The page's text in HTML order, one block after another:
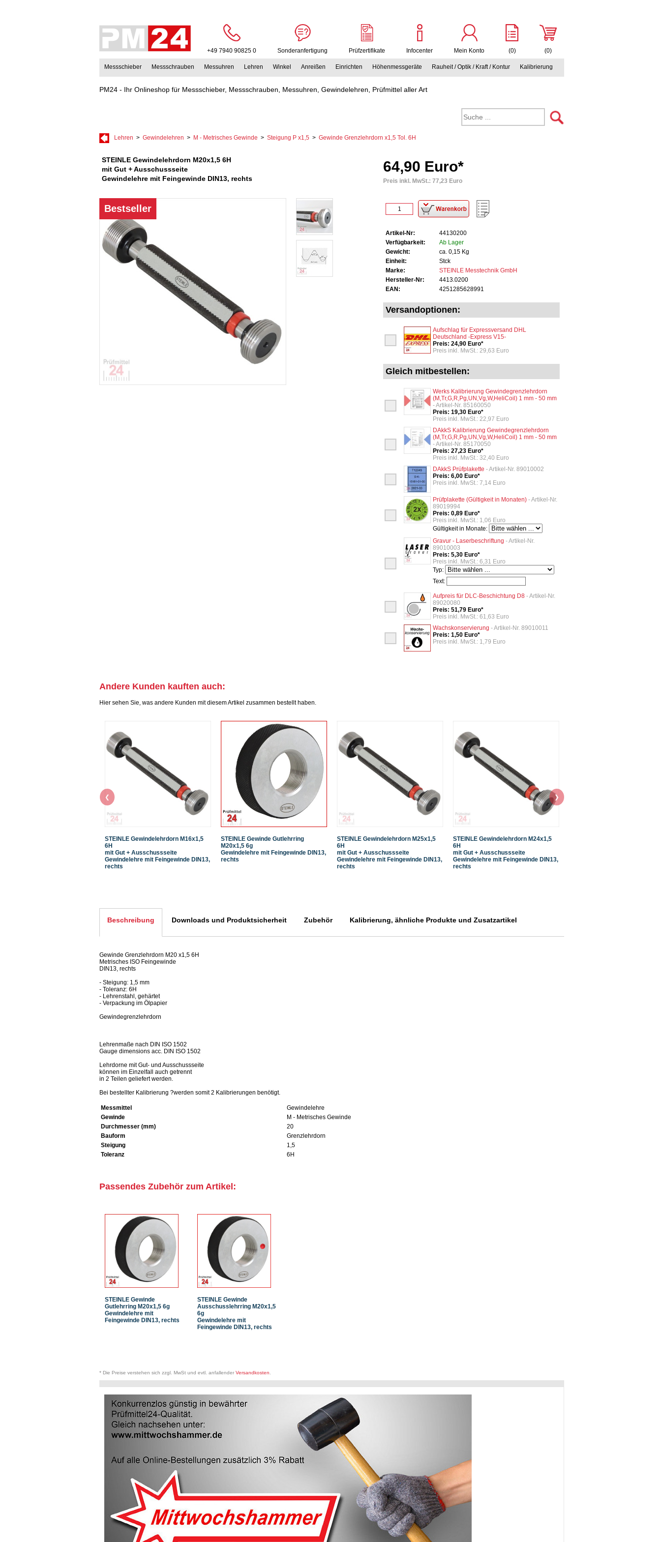
+49 7940 90825 0 Sonderanfertigung Prüfzertifikate Infocenter Mein Konto (0) (0)
Messschieber Messschrauben Messuhren Lehren Winkel Anreißen Einrichten Höhenmessgeräte Rauheit / Optik / Kraft / Kontur Kalibrierung
PM24 - Ihr Onlineshop für Messschieber, Messschrauben, Messuhren, Gewindelehren, Prüfmittel aller Art
Lehren > Gewindelehren > M - Metrisches Gewinde > Steigung P x1,5 > Gewinde Grenzlehrdorn x1,5 Tol. 6H
STEINLE Gewindelehrdorn M20x1,5 6H
mit Gut + Ausschussseite
Gewindelehre mit Feingewinde DIN13, rechts
Bestseller
64,90 Euro*
Preis inkl. MwSt.: 77,23 Euro
Artikel-Nr:
44130200
Verfügbarkeit:
Ab Lager
Gewicht:
ca. 0,15 Kg
Einheit:
Stck
Marke:
STEINLE Messtechnik GmbH
Hersteller-Nr:
4413.0200
EAN:
4251285628991
Versandoptionen:
Aufschlag für Expressversand DHL
Deutschland -Express V15-
Preis: 24,90 Euro*
Preis inkl. MwSt.: 29,63 Euro
Gleich mitbestellen:
Werks Kalibrierung Gewindegrenzlehrdorn
(M,Tr,G,R,Pg,UN,Vg,W,HeliCoil) 1 mm - 50 mm
- Artikel-Nr. 85160050
Preis: 19,30 Euro*
Preis inkl. MwSt.: 22,97 Euro
DAkkS Kalibrierung Gewindegrenzlehrdorn
(M,Tr,G,R,Pg,UN,Vg,W,HeliCoil) 1 mm - 50 mm
- Artikel-Nr. 85170050
Preis: 27,23 Euro*
Preis inkl. MwSt.: 32,40 Euro
DAkkS Prüfplakette - Artikel-Nr. 89010002
Preis: 6,00 Euro*
Preis inkl. MwSt.: 7,14 Euro
Prüfplakette (Gültigkeit in Monaten) - Artikel-Nr.
89019994
Preis: 0,89 Euro*
Preis inkl. MwSt.: 1,06 Euro
Gültigkeit in Monate:
Gravur - Laserbeschriftung - Artikel-Nr.
89010003
Preis: 5,30 Euro*
Preis inkl. MwSt.: 6,31 Euro
Typ:
Text:
Aufpreis für DLC-Beschichtung D8 - Artikel-Nr.
89020080
Preis: 51,79 Euro*
Preis inkl. MwSt.: 61,63 Euro
Wachskonservierung - Artikel-Nr. 89010011
Preis: 1,50 Euro*
Preis inkl. MwSt.: 1,79 Euro
Andere Kunden kauften auch:
Hier sehen Sie, was andere Kunden mit diesem Artikel zusammen bestellt haben.
STEINLE Gewindelehrdorn M16x1,5
6H
mit Gut + Ausschussseite
Gewindelehre mit Feingewinde DIN13,
rechts
STEINLE Gewinde Gutlehrring
M20x1,5 6g
Gewindelehre mit Feingewinde DIN13,
rechts
STEINLE Gewindelehrdorn M25x1,5
6H
mit Gut + Ausschussseite
Gewindelehre mit Feingewinde DIN13,
rechts
STEINLE Gewindelehrdorn M24x1,5
6H
mit Gut + Ausschussseite
Gewindelehre mit Feingewinde DIN13,
rechts
❮ ❯
Beschreibung Downloads und Produktsicherheit Zubehör Kalibrierung, ähnliche Produkte und Zusatzartikel
Gewinde Grenzlehrdorn M20 x1,5 6H
Metrisches ISO Feingewinde
DIN13, rechts
- Steigung: 1,5 mm
- Toleranz: 6H
- Lehrenstahl, gehärtet
- Verpackung im Ölpapier
Gewindegrenzlehrdorn
Lehrenmaße nach DIN ISO 1502
Gauge dimensions acc. DIN ISO 1502
Lehrdorne mit Gut- und Ausschussseite
können im Einzelfall auch getrennt
in 2 Teilen geliefert werden.
Bei bestellter Kalibrierung ?werden somit 2 Kalibrierungen benötigt.
Messmittel
Gewindelehre
Gewinde
M - Metrisches Gewinde
Durchmesser (mm)
20
Bauform
Grenzlehrdorn
Steigung
1,5
Toleranz
6H
Passendes Zubehör zum Artikel:
STEINLE Gewinde
Gutlehrring M20x1,5 6g
Gewindelehre mit
Feingewinde DIN13, rechts
STEINLE Gewinde
Ausschusslehrring M20x1,5
6g
Gewindelehre mit
Feingewinde DIN13, rechts
* Die Preise verstehen sich zzgl. MwSt und evtl. anfallender Versandkosten